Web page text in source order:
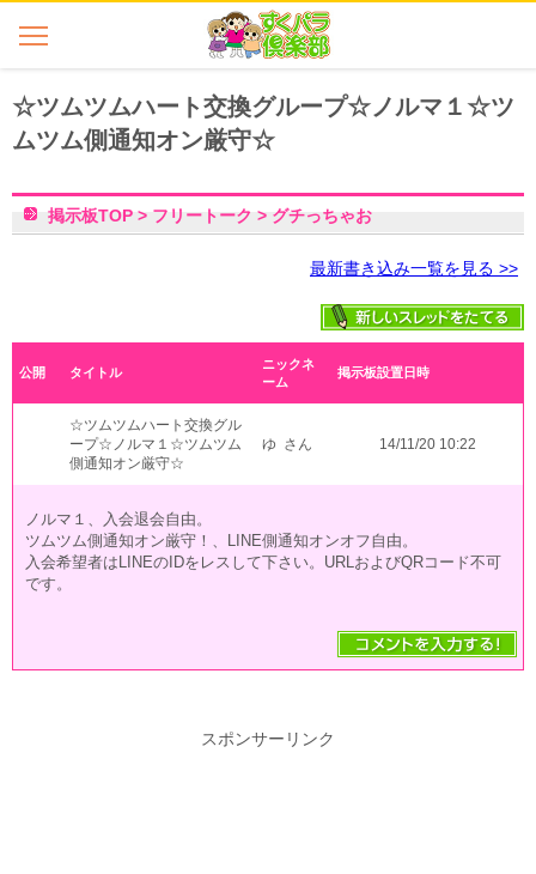
☆ツムツムハート交換グループ☆ノルマ１☆ツ
ムツム側通知オン厳守☆
最新書き込み一覧を見る >>
掲示板TOP > フリートーク > グチっちゃお
公開 タイトル
ニックネ
ーム
掲示板設置日時
☆ツムツムハート交換グル
ープ☆ノルマ１☆ツムツム
側通知オン厳守☆
ゆ さん 14/11/20 10:22
ノルマ１、入会退会自由。
ツムツム側通知オン厳守！、LINE側通知オンオフ自由。
入会希望者はLINEのIDをレスして下さい。URLおよびQRコード不可
です。
スポンサーリンク